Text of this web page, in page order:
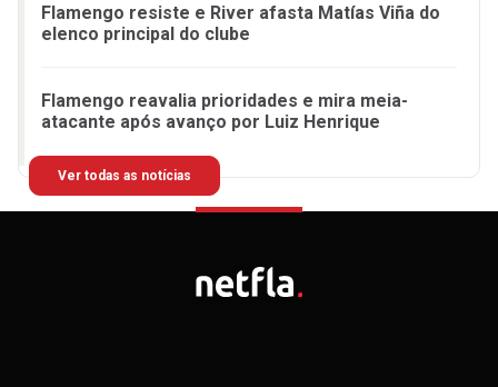
Flamengo resiste e River afasta Matías Viña do
elenco principal do clube
Flamengo reavalia prioridades e mira meia-
atacante após avanço por Luiz Henrique
Ver todas as notícias